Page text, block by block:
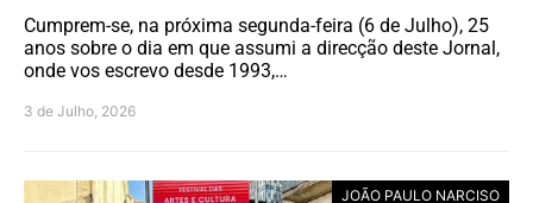
Cumprem-se, na próxima segunda-feira (6 de Julho), 25
anos sobre o dia em que assumi a direcção deste Jornal,
onde vos escrevo desde 1993,…
3 de Julho, 2026
JOÃO PAULO NARCISO